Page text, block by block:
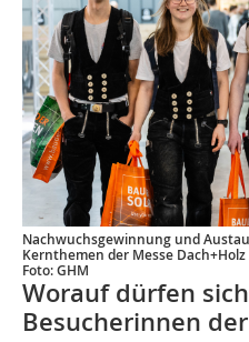
Nachwuchsgewinnung und
Kernthemen der Messe Dach+Holz
Foto: GHM
Worauf dürfen
Besucherinnen